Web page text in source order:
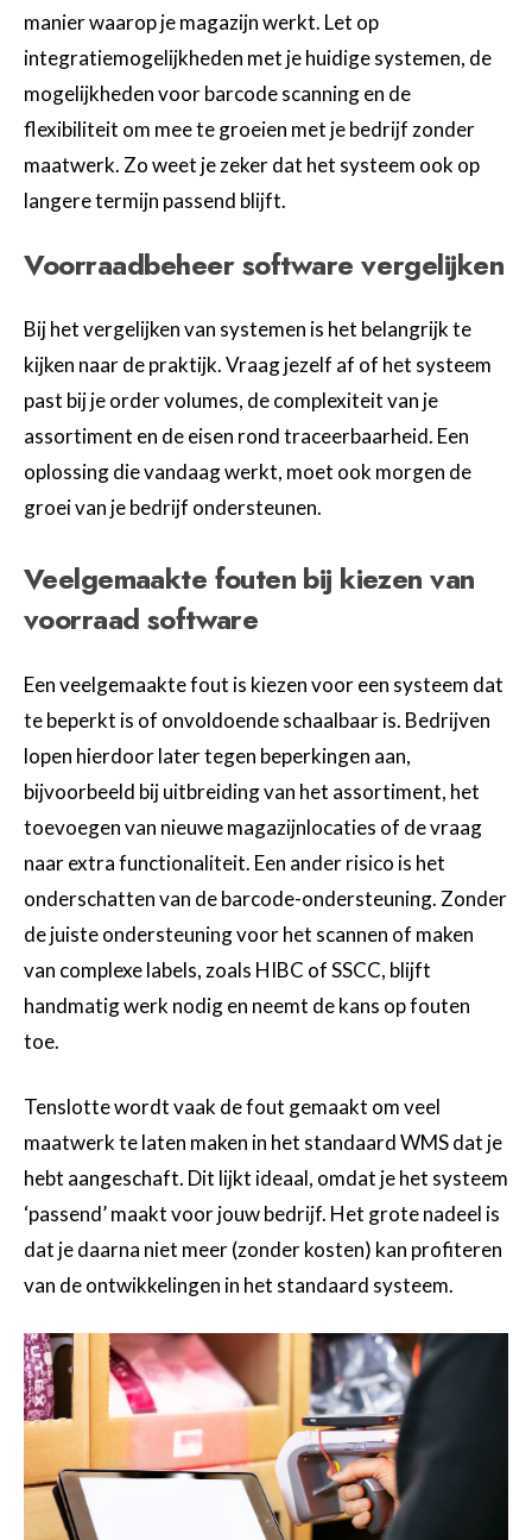
manier waarop je magazijn werkt. Let op
integratiemogelijkheden met je huidige systemen, de
mogelijkheden voor barcode scanning en de
flexibiliteit om mee te groeien met je bedrijf zonder
maatwerk. Zo weet je zeker dat het systeem ook op
langere termijn passend blijft.
Voorraadbeheer software vergelijken
Bij het vergelijken van systemen is het belangrijk te
kijken naar de praktijk. Vraag jezelf af of het systeem
past bij je order volumes, de complexiteit van je
assortiment en de eisen rond traceerbaarheid. Een
oplossing die vandaag werkt, moet ook morgen de
groei van je bedrijf ondersteunen.
Veelgemaakte fouten bij kiezen van
voorraad software
Een veelgemaakte fout is kiezen voor een systeem dat
te beperkt is of onvoldoende schaalbaar is. Bedrijven
lopen hierdoor later tegen beperkingen aan,
bijvoorbeeld bij uitbreiding van het assortiment, het
toevoegen van nieuwe magazijnlocaties of de vraag
naar extra functionaliteit. Een ander risico is het
onderschatten van de barcode-ondersteuning. Zonder
de juiste ondersteuning voor het scannen of maken
van complexe labels, zoals HIBC of SSCC, blijft
handmatig werk nodig en neemt de kans op fouten
toe.
Tenslotte wordt vaak de fout gemaakt om veel
maatwerk te laten maken in het standaard WMS dat je
hebt aangeschaft. Dit lijkt ideaal, omdat je het systeem
‘passend’ maakt voor jouw bedrijf. Het grote nadeel is
dat je daarna niet meer (zonder kosten) kan profiteren
van de ontwikkelingen in het standaard systeem.